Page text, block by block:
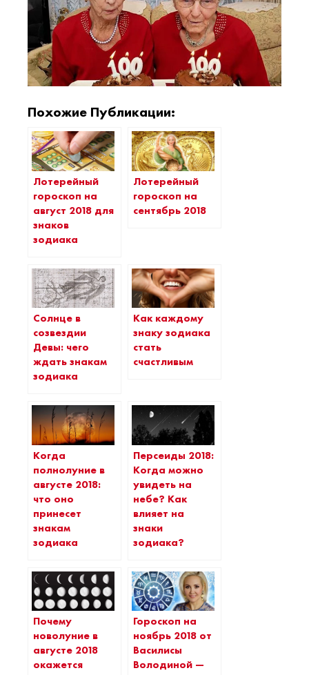
Похожие Публикации:
Лотерейный
гороскоп на
август 2018 для
знаков
зодиака
Лотерейный
гороскоп на
сентябрь 2018
Солнце в
созвездии
Девы: чего
ждать знакам
зодиака
Как каждому
знаку зодиака
стать
счастливым
Когда
полнолуние в
августе 2018:
что оно
принесет
знакам
зодиака
Персеиды 2018:
Когда можно
увидеть на
небе? Как
влияет на
знаки
зодиака?
Почему
новолуние в
августе 2018
окажется
Гороскоп на
ноябрь 2018 от
Василисы
Володиной —